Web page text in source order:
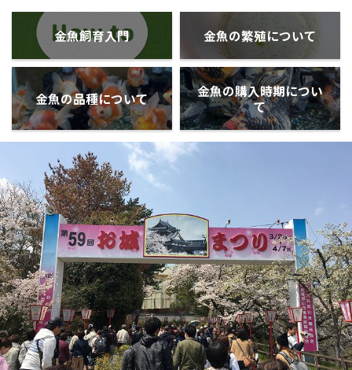
金魚飼育入門 金魚の繁殖について
金魚の品種について
金魚の購入時期につい
て